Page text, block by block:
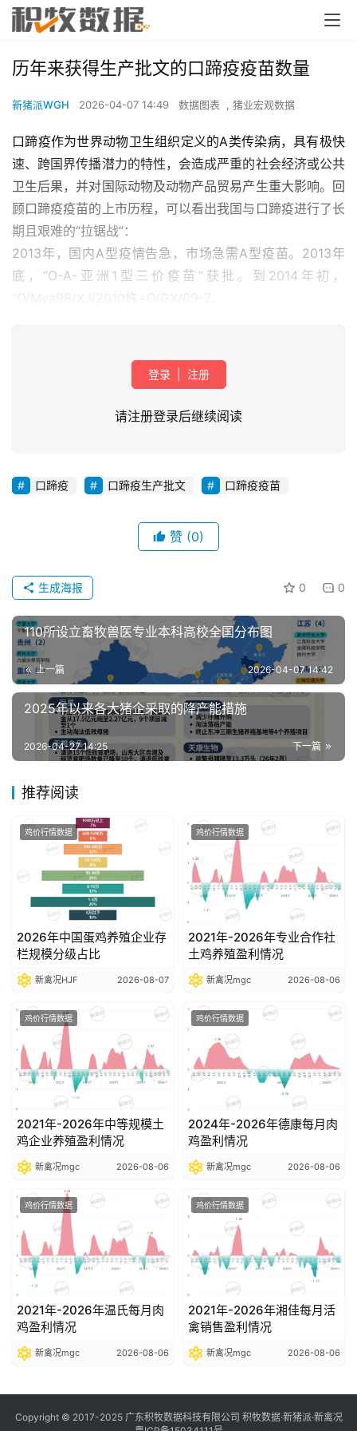
讯
闻
分
析
告
据
今
日
猪
价
历年来获得生产批文的口蹄疫疫苗数量
新猪派WGH 2026-04-07 14:49 数据图表 , 猪业宏观数据
口蹄疫作为世界动物卫生组织定义的A类传染病，具有极快
速、跨国界传播潜力的特性，会造成严重的社会经济或公共
卫生后果，并对国际动物及动物产品贸易产生重大影响。回
顾口蹄疫疫苗的上市历程，可以看出我国与口蹄疫进行了长
期且艰难的“拉锯战”：
2013年，国内A型疫情告急，市场急需A型疫苗。2013年
底，“O-A-亚洲1型三价疫苗”获批。到2014年初，
登录 注册
请注册登录后继续阅读
口蹄疫 口蹄疫生产批文 口蹄疫疫苗
赞 (0)
0 0
生成海报
110所设立畜牧兽医专业本科高校全国分布图
上一篇 2026-04-07 14:42
2025年以来各大猪企采取的降产能措施
下一篇
2026-04-27 14:25
推荐阅读
鸡价行情数据
2026年中国蛋鸡养殖企业存
栏规模分级占比
新禽况HJF 2026-08-07
鸡价行情数据
2021年-2026年专业合作社
土鸡养殖盈利情况
新禽况mgc 2026-08-06
鸡价行情数据
2021年-2026年中等规模土
鸡企业养殖盈利情况
新禽况mgc 2026-08-06
鸡价行情数据
2024年-2026年德康每月肉
鸡盈利情况
新禽况mgc 2026-08-06
鸡价行情数据
2021年-2026年温氏每月肉
鸡盈利情况
新禽况mgc 2026-08-06
鸡价行情数据
2021年-2026年湘佳每月活
禽销售盈利情况
新禽况mgc 2026-08-06
Copyright © 2017-2025 广东积牧数据科技有限公司 积牧数据·新猪派·新禽况